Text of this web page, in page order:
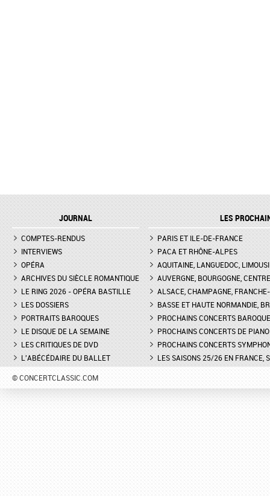
JOURNAL
COMPTES-RENDUS
INTERVIEWS
OPÉRA
ARCHIVES DU SIÈCLE ROMANTIQUE
LE RING 2026 - OPÉRA BASTILLE
LES DOSSIERS
PORTRAITS BAROQUES
LE DISQUE DE LA SEMAINE
LES CRITIQUES DE DVD
L'ABÉCÉDAIRE DU BALLET
LES
PARIS ET ILE-DE-FRANCE
PACA ET RHÔNE-ALPES
AQUITAINE, LANGUEDOC,
AUVERGNE, BOURGOGNE, CENTRE
ALSACE, CHAMPAGNE,
BASSE ET HAUTE NORMANDIE,
PROCHAINS CONCERTS
PROCHAINS CONCERTS DE PIANO
PROCHAINS CONCERTS
LES SAISONS 25/26 EN FRANCE,
© CONCERTCLASSIC.COM